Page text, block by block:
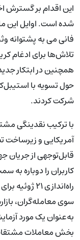
این اقدام بر گسترش
شده است. اوایل این
فانی می به پشتوانه
تلاش‌ها برای ادغام
همچنین در ابتکار
حول تسویه با
شرکت کردند.
آمریکایی و
قابل‌توجهی از جریان
کاربران را دوباره
راه‌اندازی
سوی معامله‌گران،
به‌عنوان یک مورد
بخش معاملات